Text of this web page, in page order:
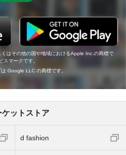
はその他の国や地域におけるApple Inc.の商標で
マークです。
Google LLC の商標です。
ットストア
d fashion